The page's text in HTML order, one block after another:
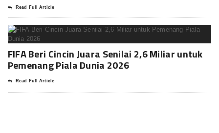
Read Full Article
FIFA Beri Cincin Juara Senilai 2,6 Miliar untuk
Pemenang Piala Dunia 2026
Read Full Article